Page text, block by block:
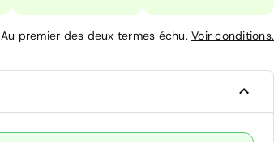
Au premier des deux termes échu. Voir conditions.